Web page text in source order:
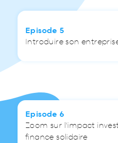
Episode 5
Introduire son
Episode 6
Zoom sur l'impact
finance solidaire